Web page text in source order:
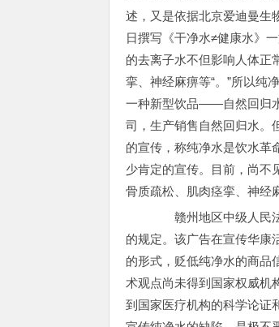
述，又是依据北京爱迪曼生
日撰写《干净水≠健康水》
的去离子水不但影响人体正
挛、神经麻痹等“。”所以纯
一种新型饮品——自然回归
司，生产销售自然回归水。
的宣传，称纯净水是饮水革
少肯定的宣传。目前，尚不
骨质疏松、肌肉痉挛、神经
赣州地区中级人民法
的规定。该广告在宣传华康
的形式，贬低纯净水的商品
术观点尚未得到国家权威机
到国家医疗机构的科学论证